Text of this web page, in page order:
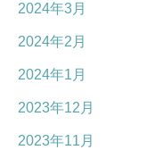
2024年3月
2024年2月
2024年1月
2023年12月
2023年11月